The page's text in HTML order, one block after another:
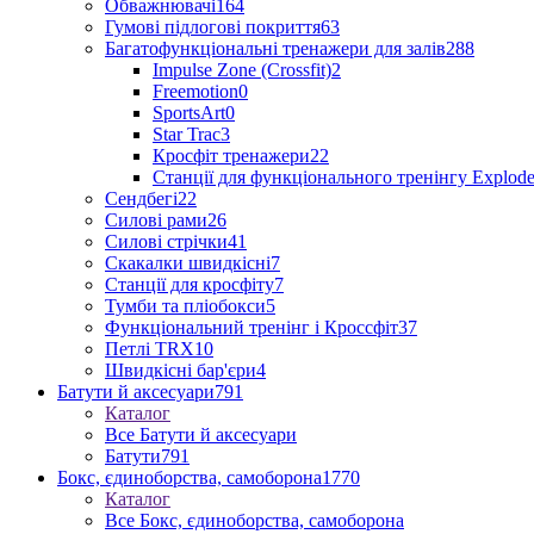
Обважнювачі164
Гумові підлогові покриття63
Багатофункціональні тренажери для залів288
Impulse Zone (Crossfit)2
Freemotion0
SportsArt0
Star Trac3
Кросфіт тренажери22
Станції для функціонального тренінгу Explode
Сендбегі22
Силові рами26
Силові стрічки41
Скакалки швидкісні7
Станції для кросфіту7
Тумби та пліобокси5
Функціональний тренінг і Кроссфіт37
Петлі TRX10
Швидкісні бар'єри4
Батути й аксесуари791
Каталог
Все Батути й аксесуари
Батути791
Бокс, єдиноборства, самоборона1770
Каталог
Все Бокс, єдиноборства, самоборона